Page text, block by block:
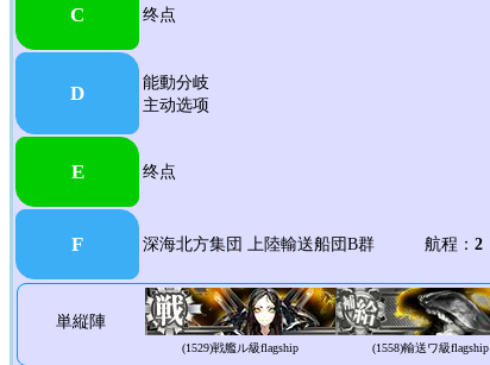
C 终点
D
能動分岐
主动选项
E 终点
F 深海北方集団 上陸輸送船団B群 航程： 2
単縦陣
(1529)戦艦ル級flagship (1558)輸送ワ級flagship